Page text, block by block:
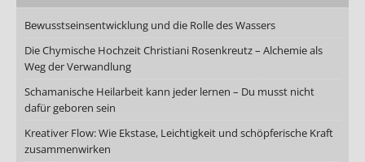
Bewusstseinsentwicklung und die Rolle des Wassers
Die Chymische Hochzeit Christiani Rosenkreutz – Alchemie als
Weg der Verwandlung
Schamanische Heilarbeit kann jeder lernen – Du musst nicht
dafür geboren sein
Kreativer Flow: Wie Ekstase, Leichtigkeit und schöpferische Kraft
zusammenwirken